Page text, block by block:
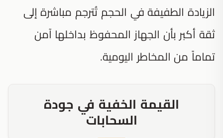
الزيادة الطفيفة في الحجم تُترجم مباشرة إلى
ثقة أكبر بأن الجهاز المحفوظ بداخلها آمن
تماماً من المخاطر اليومية.
القيمة الخفية في جودة
السحابات